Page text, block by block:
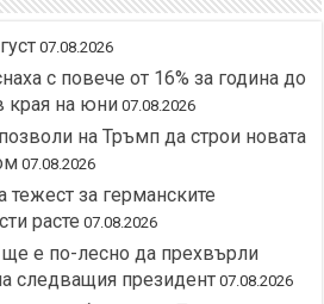
07.08.2026
с повече от 16% за година до
края на юни 07.08.2026
на Тръмп да строи новата
07.08.2026
за германските
расте 07.08.2026
е по-лесно да прехвърли
следващия президент 07.08.2026